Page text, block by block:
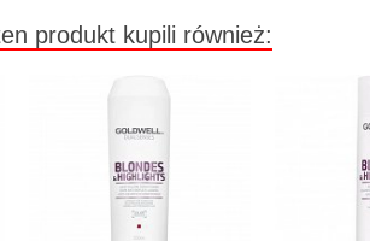
produkt kupili również: